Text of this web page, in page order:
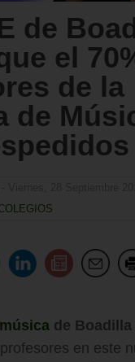
de
el
de la
de
música de Boadilla
en este